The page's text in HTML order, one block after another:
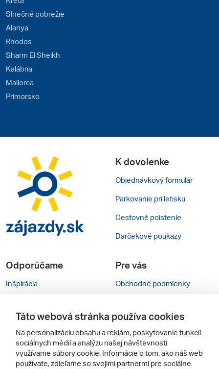
Slnečné pobrežie
Alanya
Rhodos
Sharm El Sheikh
Kalábria
Mallorca
Primorsko
K dovolenke
Objednávkový formulár
Parkovanie pri letisku
Cestovné poistenie
Darčekové poukazy
Odporúčame
Inšpirácia
Cestovné kancelárie
Zájezdy.cz
Pre vás
Obchodné podmienky
Nastavenie cookies
Mobilná verzia webu
Táto webová stránka používa cookies
Na personalizáciu obsahu a reklám, poskytovanie funkcií
sociálnych médií a analýzu našej návštevnosti
využívame súbory cookie. Informácie o tom, ako náš web
používate, zdieľame so svojimi partnermi pre sociálne